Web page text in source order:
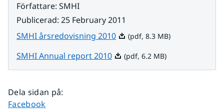
Författare: SMHI
Publicerad: 25 February 2011
SMHI årsredovisning 2010Pdf, 8.3 MB.
(pdf, 8.3 MB)
SMHI Annual report 2010Pdf, 6.2 MB.
(pdf, 6.2 MB)
Dela sidan på:
Dela sidan på
Facebook